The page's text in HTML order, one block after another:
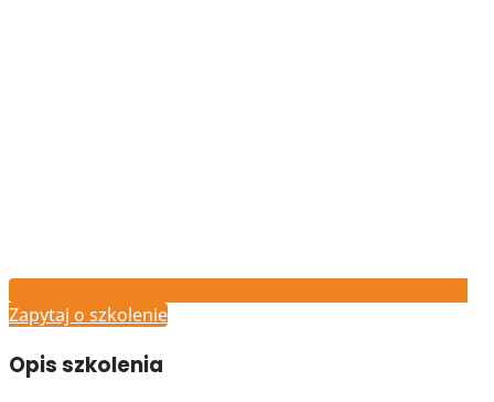
Zapytaj o szkolenie
Opis szkolenia